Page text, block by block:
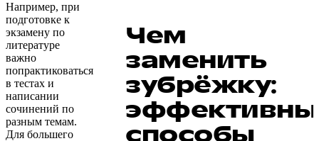
Например, при
подготовке к
экзамену по
литературе
важно
попрактиковаться
в тестах и
написании
сочинений по
разным темам.
Для большего
Чем
заменить
зубрёжку: